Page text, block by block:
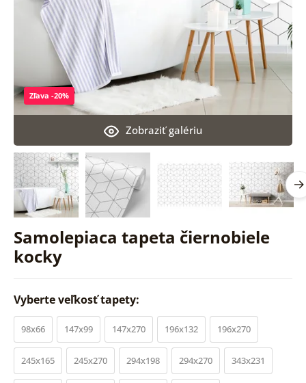
Samolepiaca tapeta čiernobiele
kocky
Zobraziť galériu
Zľava -20%
Vyberte veľkosť tapety:
98x66 147x99 147x270 196x132 196x270
245x165 245x270 294x198 294x270 343x231